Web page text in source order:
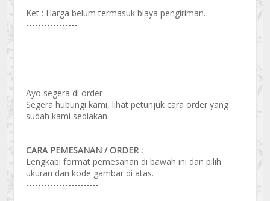
Ket : Harga belum termasuk biaya pengiriman.
-----------------
Ayo segera di order
Segera hubungi kami, lihat petunjuk cara order yang
sudah kami sediakan.
CARA PEMESANAN / ORDER :
Lengkapi format pemesanan di bawah ini dan pilih
ukuran dan kode gambar di atas.
------------------------